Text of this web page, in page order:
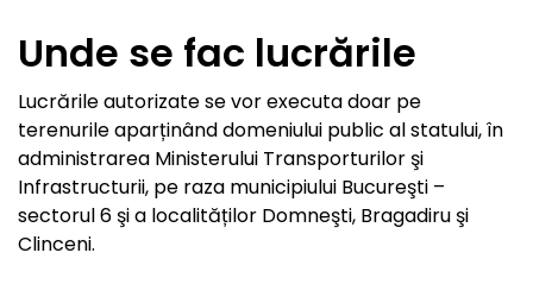
Unde se fac lucrările
Lucrările autorizate se vor executa doar pe
terenurile aparținând domeniului public al statului, în
administrarea Ministerului Transporturilor şi
Infrastructurii, pe raza municipiului Bucureşti –
sectorul 6 şi a localităților Domneşti, Bragadiru şi
Clinceni.